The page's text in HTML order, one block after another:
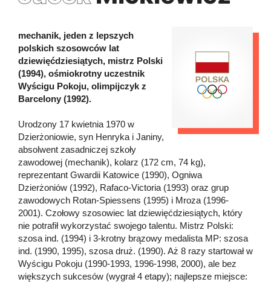
mechanik, jeden z lepszych
polskich szosowców lat
dziewięćdziesiątych, mistrz Polski
(1994), ośmiokrotny uczestnik
Wyścigu Pokoju, olimpijczyk z
Barcelony (1992).
Urodzony 17 kwietnia 1970 w
Dzierżoniowie, syn Henryka i Janiny,
absolwent zasadniczej szkoły
zawodowej (mechanik), kolarz (172 cm, 74 kg),
reprezentant Gwardii Katowice (1990), Ogniwa
Dzierżoniów (1992), Rafaco-Victoria (1993) oraz grup
zawodowych Rotan-Spiessens (1995) i Mroza (1996-
2001). Czołowy szosowiec lat dziewięćdziesiątych, który
nie potrafił wykorzystać swojego talentu. Mistrz Polski:
szosa ind. (1994) i 3-krotny brązowy medalista MP: szosa
ind. (1990, 1995), szosa druż. (1990). Aż 8 razy startował w
Wyścigu Pokoju (1990-1993, 1996-1998, 2000), ale bez
większych sukcesów (wygrał 4 etapy); najlepsze miejsce: